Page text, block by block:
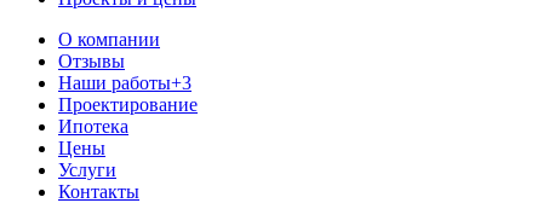
О компании
Отзывы
Наши работы+3
Проектирование
Ипотека
Цены
Услуги
Контакты